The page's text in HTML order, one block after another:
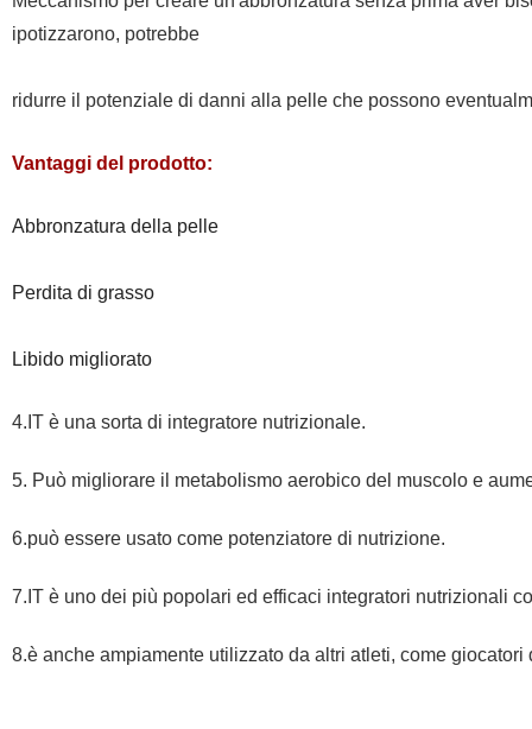
ipotizzarono, potrebbe
ridurre il potenziale di danni alla pelle che possono
Vantaggi del prodotto:
Abbronzatura della pelle
Perdita di grasso
Libido migliorato
4.IT è una sorta di integratore nutrizionale.
5. Può migliorare il metabolismo aerobico del muscolo e
6.può essere usato come potenziatore di nutrizione.
7.IT è uno dei più popolari ed efficaci integratori nutrizionali
8.è anche ampiamente utilizzato da altri atleti, come